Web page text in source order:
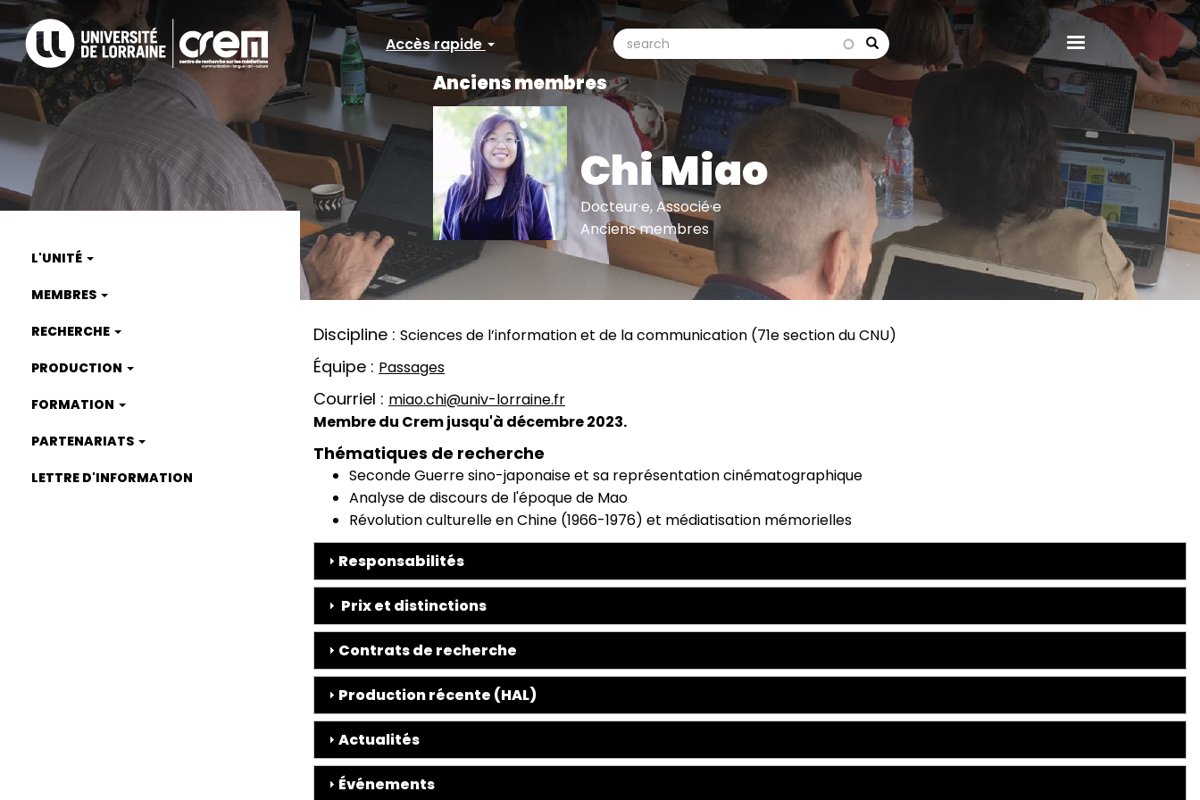
Aller
au
contenu
principal
Accès
rapide
Accès rapide
Search
search search
Anciens membres
Chi Miao
Docteur·e, Associé·e
Anciens membres
L'UNITÉ
MEMBRES
RECHERCHE
PRODUCTION
FORMATION
PARTENARIATS
LETTRE D'INFORMATION
Discipline Sciences de l’information et de la communication (71e section du CNU)
Équipe Passages
Courriel
miao.chi@univ-lorraine.fr
Membre du Crem jusqu'à décembre 2023.
Thématiques de recherche
Seconde Guerre sino-japonaise et sa représentation cinématographique
Analyse de discours de l'époque de Mao
Révolution culturelle en Chine (1966-1976) et médiatisation mémorielles
Responsabilités
Prix et distinctions
Contrats de recherche
Production récente (HAL)
Actualités
Événements